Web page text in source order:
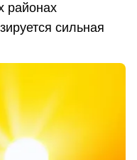
районах
сильная